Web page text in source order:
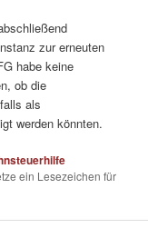
zur erneuten
habe keine
ob die
als
werden könnten.
ein Lesezeichen für